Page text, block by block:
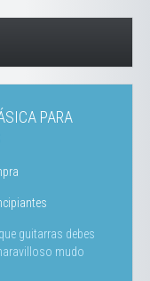
PARA
guitarras debes
mudo